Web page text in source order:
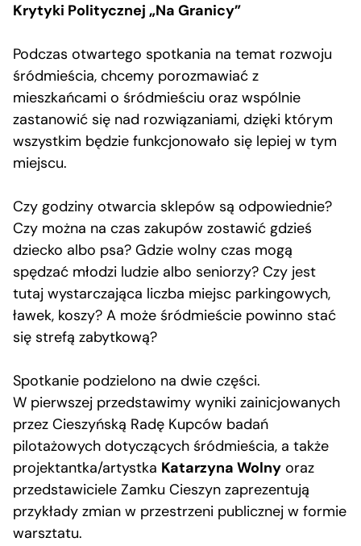
Krytyki Politycznej „Na Granicy”
Podczas otwartego spotkania na temat rozwoju
śródmieścia, chcemy porozmawiać z
mieszkańcami o śródmieściu oraz wspólnie
zastanowić się nad rozwiązaniami, dzięki którym
wszystkim będzie funkcjonowało się lepiej w tym
miejscu.
Czy godziny otwarcia sklepów są odpowiednie?
Czy można na czas zakupów zostawić gdzieś
dziecko albo psa? Gdzie wolny czas mogą
spędzać młodzi ludzie albo seniorzy? Czy jest
tutaj wystarczająca liczba miejsc parkingowych,
ławek, koszy? A może śródmieście powinno stać
się strefą zabytkową?
Spotkanie podzielono na dwie części.
W pierwszej przedstawimy wyniki zainicjowanych
przez Cieszyńską Radę Kupców badań
pilotażowych dotyczących śródmieścia, a także
projektantka/artystka Katarzyna Wolny oraz
przedstawiciele Zamku Cieszyn zaprezentują
przykłady zmian w przestrzeni publicznej w formie
warsztatu.